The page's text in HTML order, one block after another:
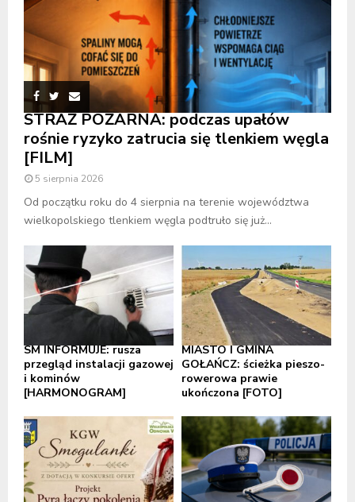
STRAŻ POŻARNA: podczas upałów
rośnie ryzyko zatrucia się tlenkiem węgla
[FILM]
5 sierpnia 2026
Od początku roku do 4 sierpnia na terenie województwa
wielkopolskiego tlenkiem węgla podtruło się już...
SM INFORMUJE: rusza
przegląd instalacji gazowej
i kominów
[HARMONOGRAM]
MIASTO I GMINA
GOŁAŃCZ: ścieżka pieszo-
rowerowa prawie
ukończona [FOTO]